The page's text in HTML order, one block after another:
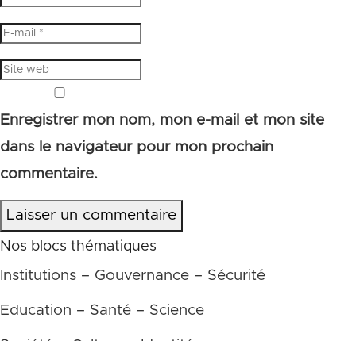
Enregistrer mon nom, mon e-mail et mon site
dans le navigateur pour mon prochain
commentaire.
Laisser un commentaire
Nos blocs thématiques
Institutions – Gouvernance – Sécurité
Education – Santé – Science